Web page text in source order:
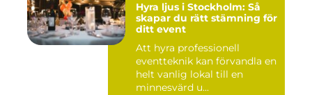
Hyra ljus i Stockholm: Så
skapar du rätt stämning för
ditt event
Att hyra professionell
eventteknik kan förvandla en
helt vanlig lokal till en
minnesvärd u...